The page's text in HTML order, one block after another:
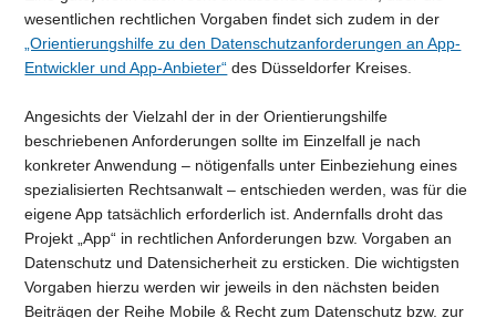
wesentlichen rechtlichen Vorgaben findet sich zudem in der
„Orientierungshilfe zu den Datenschutzanforderungen an App-
Entwickler und App-Anbieter“ des Düsseldorfer Kreises.
Angesichts der Vielzahl der in der Orientierungshilfe
beschriebenen Anforderungen sollte im Einzelfall je nach
konkreter Anwendung – nötigenfalls unter Einbeziehung eines
spezialisierten Rechtsanwalt – entschieden werden, was für die
eigene App tatsächlich erforderlich ist. Andernfalls droht das
Projekt „App“ in rechtlichen Anforderungen bzw. Vorgaben an
Datenschutz und Datensicherheit zu ersticken. Die wichtigsten
Vorgaben hierzu werden wir jeweils in den nächsten beiden
Beiträgen der Reihe Mobile & Recht zum Datenschutz bzw. zur